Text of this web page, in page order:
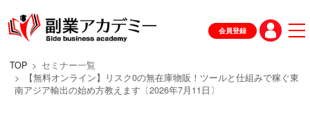
会員登録
TOP
セミナー一覧
【無料オンライン】リスク0の無在庫物販！ツールと仕組みで稼ぐ東
南アジア輸出の始め方教えます〔2026年7月11日〕